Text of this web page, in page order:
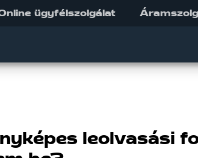
ügyfélszolgálat
leolvasási